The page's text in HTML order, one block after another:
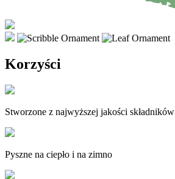
Korzyści
Stworzone z najwyższej jakości składników
Pyszne na ciepło i na zimno